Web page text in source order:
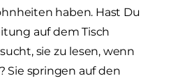
haben. Hast Du
auf dem Tisch
sie zu lesen, wenn
Sie springen auf den